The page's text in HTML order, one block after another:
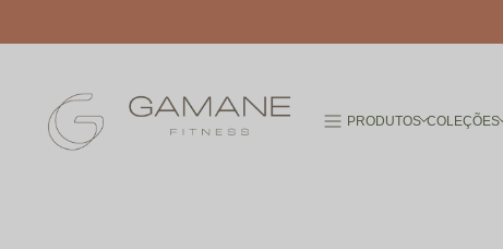
PRODUTOS COLEÇÕES